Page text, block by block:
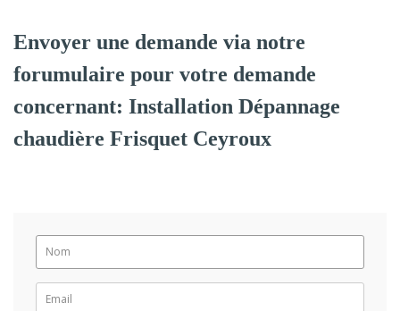
Envoyer une demande via notre
forumulaire pour votre demande
concernant: Installation Dépannage
chaudière Frisquet Ceyroux